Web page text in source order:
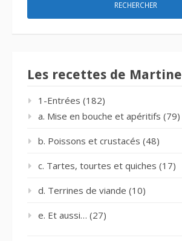
Les recettes de Martine
1-Entrées (182)
a. Mise en bouche et apéritifs (79)
b. Poissons et crustacés (48)
c. Tartes, tourtes et quiches (17)
d. Terrines de viande (10)
e. Et aussi… (27)